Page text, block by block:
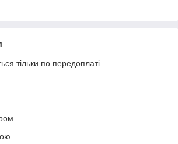
тільки по передоплаті.